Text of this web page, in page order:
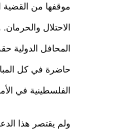
موقفها من
الاحتلال
المحافل الدولية
حاضرة في كل
الفلسطينية في
ولم يقتصر هذا